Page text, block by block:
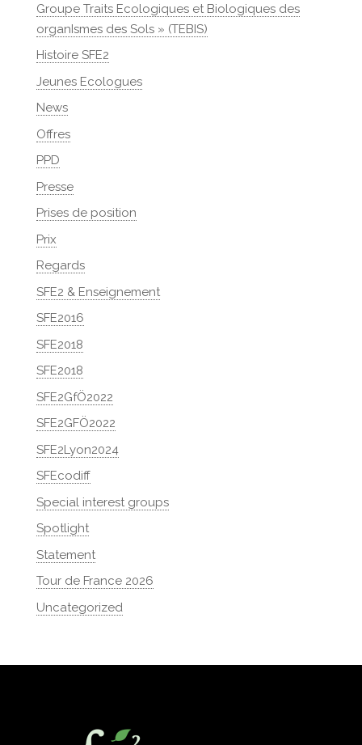
Groupe Traits Ecologiques et Biologiques des
organIsmes des Sols » (TEBIS)
Histoire SFE2
Jeunes Ecologues
News
Offres
PPD
Presse
Prises de position
Prix
Regards
SFE2 & Enseignement
SFE2016
SFE2018
SFE2018
SFE2GfÖ2022
SFE2GFÖ2022
SFE2Lyon2024
SFEcodiff
Special interest groups
Spotlight
Statement
Tour de France 2026
Uncategorized